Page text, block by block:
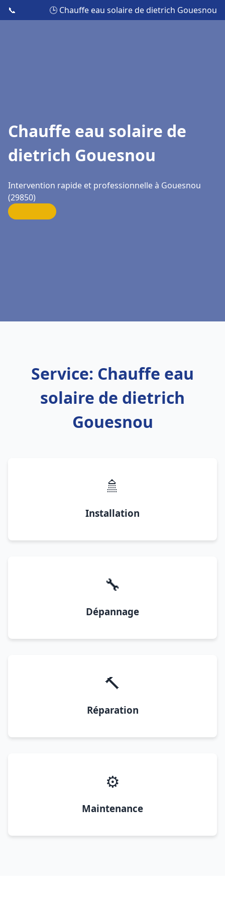
📞 🕒 Chauffe eau solaire de dietrich Gouesnou
Chauffe eau solaire de
dietrich Gouesnou
Intervention rapide et professionnelle à Gouesnou
(29850)
Service: Chauffe eau
solaire de dietrich
Gouesnou
🚿
Installation
🔧
Dépannage
🔨
Réparation
⚙️
Maintenance